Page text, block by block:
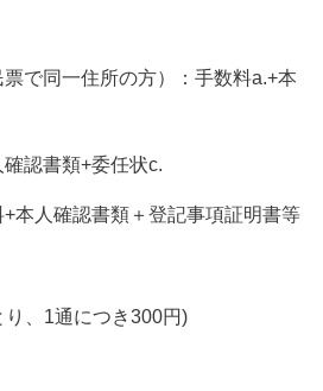
で同一住所の方）：手数料a.+本
認書類+委任状c.
本人確認書類＋登記事項証明書等
、1通につき300円)